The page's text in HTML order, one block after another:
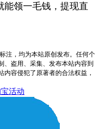
能领一毛钱，提现直
注，均为本站原创发布。任何个
、盗用、采集、发布本站内容到
容侵犯了原著者的合法权益，
活动